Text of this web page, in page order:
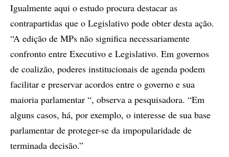
Igualmente aqui o estudo procura destacar as
contrapartidas que o Legislativo pode obter desta ação.
“A edição de MPs não significa necessariamente
confronto entre Executivo e Legislativo. Em governos
de coalizão, poderes institucionais de agenda podem
facilitar e preservar acordos entre o governo e sua
maioria parlamentar “, observa a pesquisadora. “Em
alguns casos, há, por exemplo, o interesse de sua base
parlamentar de proteger-se da impopularidade de
terminada decisão.”